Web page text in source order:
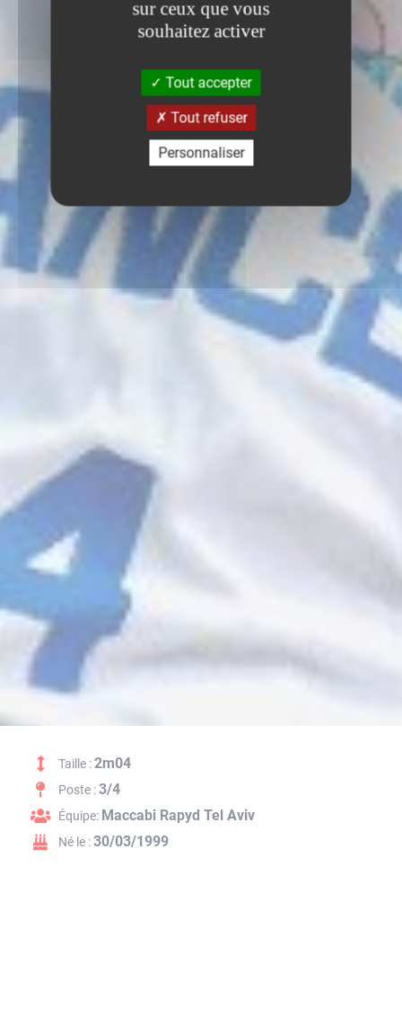
Taille :2m04
Poste :3/4
Équipe: Maccabi Rapyd Tel Aviv
Né le :30/03/1999
sur ceux que vous
souhaitez activer
Tout accepter
Tout refuser
Personnaliser